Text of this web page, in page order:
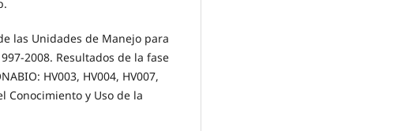
las Unidades de Manejo para
2008. Resultados de la fase
HV003, HV004, HV007,
Conocimiento y Uso de la